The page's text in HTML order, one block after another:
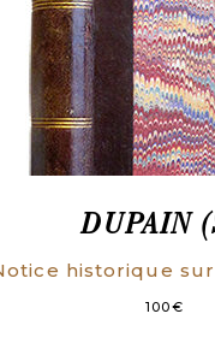
DUPAIN
100€